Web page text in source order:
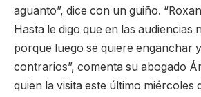
aguanto”, dice con un guiño.
Hasta le digo que en las audiencias
porque luego se quiere enganchar
contrarios”, comenta su abogado
quien la visita este último miércoles